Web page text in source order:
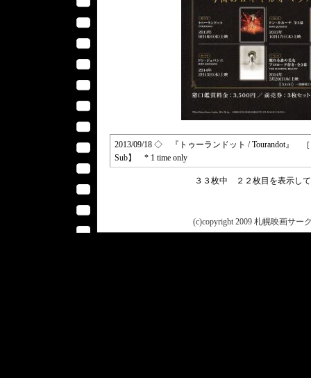
2013/09/18 ◇ 『トゥーランドット / Tourandot』 ［
Sub】 * 1 time only
３３枚中 ２２枚目を表示し
(c)copyright 2009 札幌映画サー